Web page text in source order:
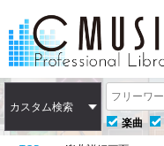
カスタム検索
楽曲